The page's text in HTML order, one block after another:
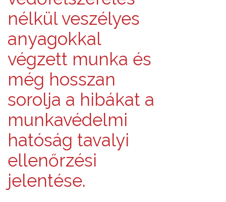
nélkül veszélyes
anyagokkal
végzett munka és
még hosszan
sorolja a hibákat a
munkavédelmi
hatóság tavalyi
ellenőrzési
jelentése.